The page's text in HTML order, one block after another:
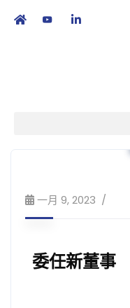
一月 9, 2023
委任新董事